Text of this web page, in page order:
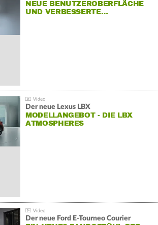
NEUE BENUTZEROBERFLÄCHE
UND VERBESSERTE…
Der neue Lexus LBX
MODELLANGEBOT - DIE LBX
ATMOSPHERES
Der neue Ford E-Tourneo Courier